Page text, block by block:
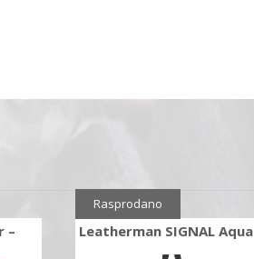
–
Leatherman SIGNAL Aqua
Rasprodano